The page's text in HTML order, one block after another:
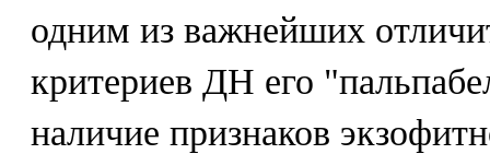
одним из важнейших
критериев ДН его
наличие признаков